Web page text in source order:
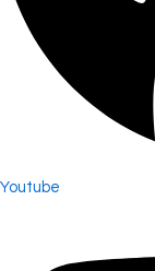
Youtube